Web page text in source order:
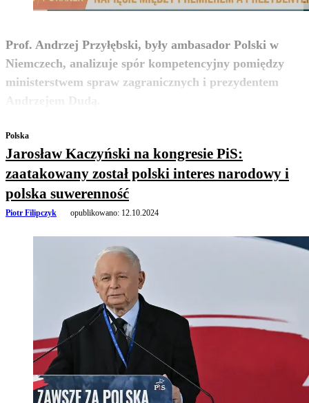
Prof. Andrzej Przyłębski, były ambasador Polski w
Niemczech, analizuje spór kompetencyjny pomiędzy
ministerstwem spraw zagranicznych i prezydentem
zobacz więcej
Polska
Jarosław Kaczyński na kongresie PiS:
zaatakowany został polski interes narodowy i
polska suwerenność
Piotr Filipczyk opublikowano: 12.10.2024